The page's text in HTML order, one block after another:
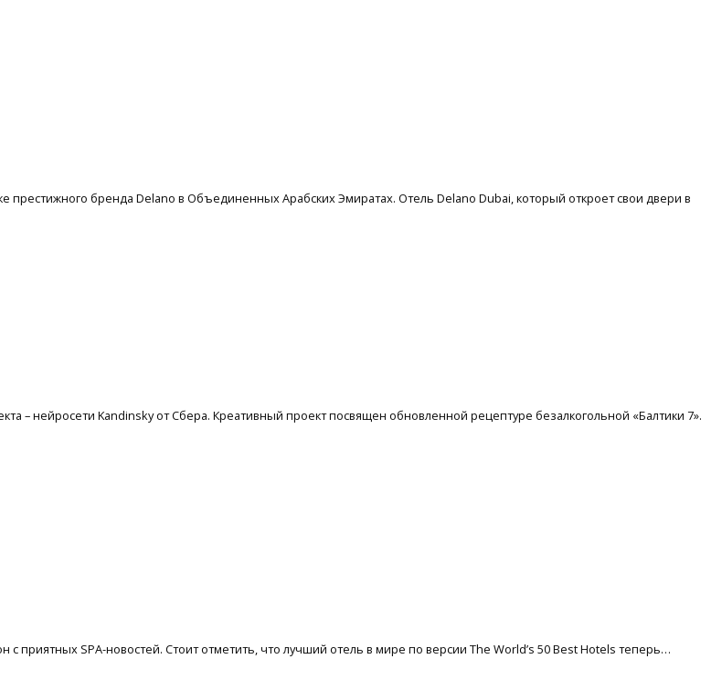
престижного бренда Delano в Объединенных Арабских Эмиратах. Отель Delano Dubai, который откроет свои двери в
– нейросети Kandinsky от Сбера. Креативный проект посвящен обновленной рецептуре безалкогольной «Балтики 7».
приятных SPA-новостей. Стоит отметить, что лучший отель в мире по версии The World’s 50 Best Hotels теперь…